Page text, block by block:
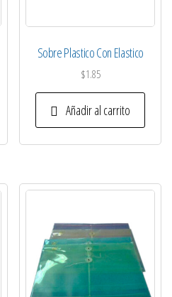
Sobre Plastico Con Elastico
$1.85
Añadir al carrito